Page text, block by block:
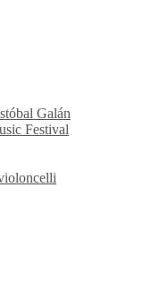
Galán
Festival